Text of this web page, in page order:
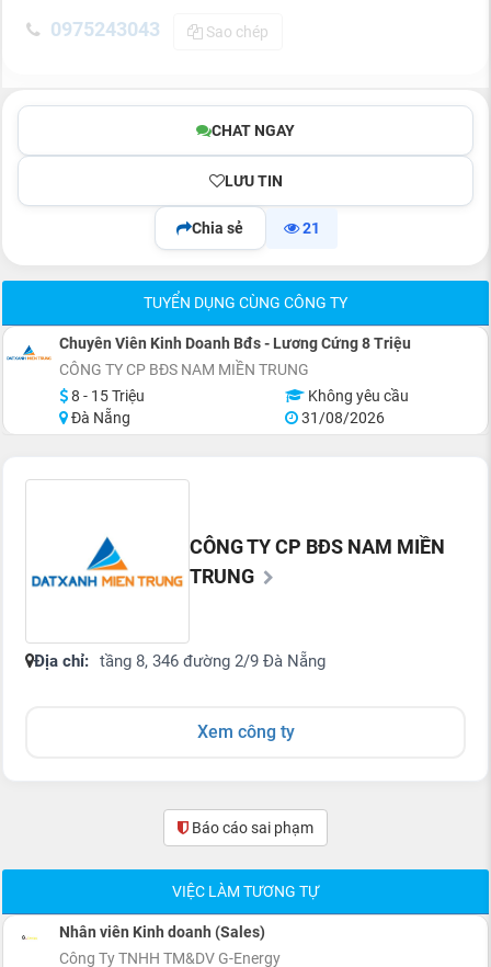
0975243043 Sao chép
CHAT NGAY
LƯU TIN
Chia sẻ 21
TUYỂN DỤNG CÙNG CÔNG TY
Chuyên Viên Kinh Doanh Bđs - Lương Cứng 8 Triệu
CÔNG TY CP BĐS NAM MIỀN TRUNG
8 - 15 Triệu
Không yêu cầu
Đà Nẵng
31/08/2026
CÔNG TY CP BĐS NAM MIỀN
TRUNG
Địa chỉ: tầng 8, 346 đường 2/9 Đà Nẵng
Xem công ty
Báo cáo sai phạm(0)
VIỆC LÀM TƯƠNG TỰ
Nhân viên Kinh doanh (Sales)
Công Ty TNHH TM&DV G-Energy